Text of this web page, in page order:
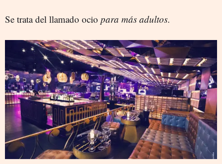
Se trata del llamado ocio para más adultos.